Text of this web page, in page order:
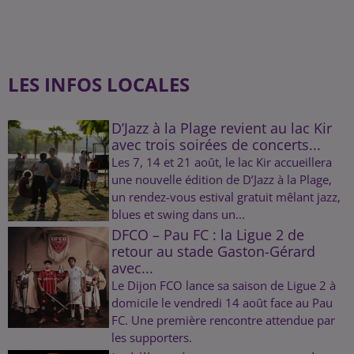
LES INFOS LOCALES
D’Jazz à la Plage revient au lac Kir
avec trois soirées de concerts...
Les 7, 14 et 21 août, le lac Kir accueillera
une nouvelle édition de D’Jazz à la Plage,
un rendez-vous estival gratuit mêlant jazz,
blues et swing dans un...
DFCO – Pau FC : la Ligue 2 de
retour au stade Gaston-Gérard
avec...
Le Dijon FCO lance sa saison de Ligue 2 à
domicile le vendredi 14 août face au Pau
FC. Une première rencontre attendue par
les supporters.